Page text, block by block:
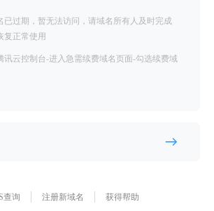
已过期，暂无法访问，请域名所有人及时完成
复正常使用
讯云控制台-进入急需续费域名页面-勾选续费域
查询 注册新域名 获得帮助